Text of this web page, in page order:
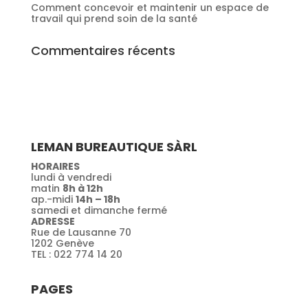
Comment concevoir et maintenir un espace de
travail qui prend soin de la santé
Commentaires récents
LEMAN BUREAUTIQUE SÀRL
HORAIRES
lundi à vendredi
matin 8h à 12h
ap.-midi 14h – 18h
samedi et dimanche fermé
ADRESSE
Rue de Lausanne 70
1202 Genève
TEL : 022 774 14 20
PAGES